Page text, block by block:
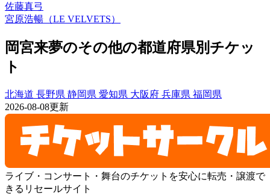
佐藤真弓
宮原浩暢（LE VELVETS）
岡宮来夢のその他の都道府県別チケッ
ト
北海道 長野県 静岡県 愛知県 大阪府 兵庫県 福岡県
2026-08-08更新
ライブ・コンサート・舞台のチケットを安心に転売・譲渡で
きるリセールサイト